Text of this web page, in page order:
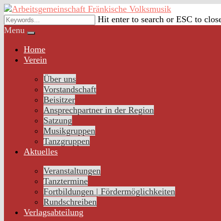
Skip
to
content
Hit enter to search or ESC to
Menu
Home
Verein
Über uns
Vorstandschaft
Beisitzer
Ansprechpartner in der Region
Satzung
Musikgruppen
Tanzgruppen
Aktuelles
Veranstaltungen
Tanztermine
Fortbildungen | Fördermöglichkeiten
Rundschreiben
Verlagsabteilung